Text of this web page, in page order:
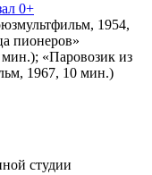
0+
1954,
пионеров»
«Паровозик из
1967, 10 мин.)
студии